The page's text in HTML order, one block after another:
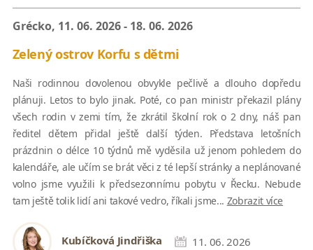
Grécko, 11. 06. 2026 - 18. 06. 2026
Zelený ostrov Korfu s dětmi
Naši rodinnou dovolenou obvykle pečlivě a dlouho dopředu
plánuji. Letos to bylo jinak. Poté, co pan ministr překazil plány
všech rodin v zemi tím, že zkrátil školní rok o 2 dny, náš pan
ředitel dětem přidal ještě další týden. Představa letošních
prázdnin o délce 10 týdnů mě vyděsila už jenom pohledem do
kalendáře, ale učím se brát věci z té lepší stránky a neplánované
volno jsme využili k předsezonnímu pobytu v Řecku. Nebude
tam ještě tolik lidí ani takové vedro, říkali jsme... Zobrazit více
Kubíčková Jindřiška 11. 06. 2026